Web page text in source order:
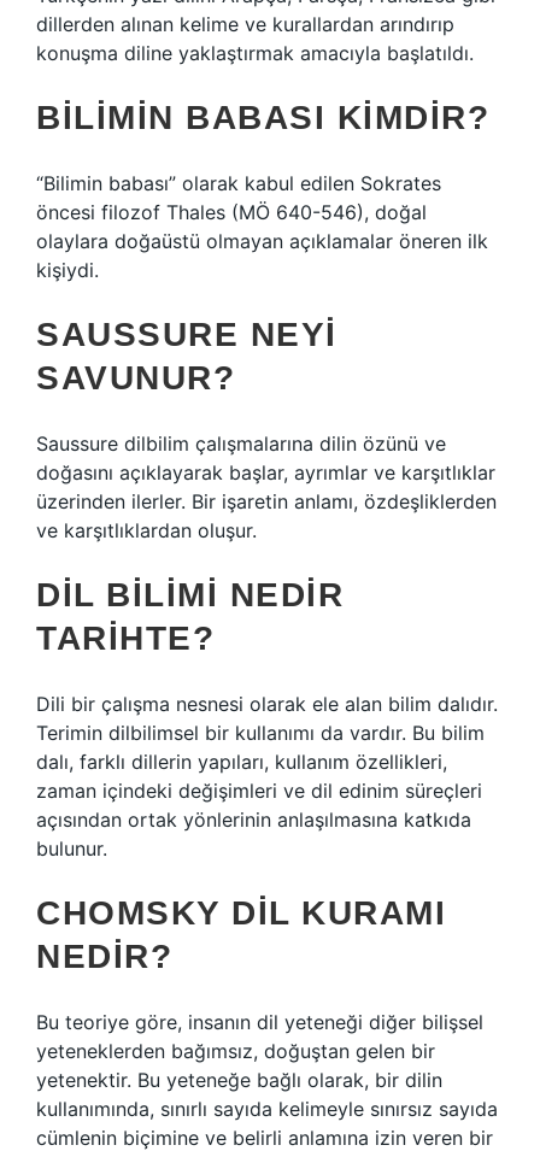
dillerden alınan kelime ve kurallardan arındırıp
konuşma diline yaklaştırmak amacıyla başlatıldı.
BILIMIN BABASI KIMDIR?
“Bilimin babası” olarak kabul edilen Sokrates
öncesi filozof Thales (MÖ 640-546), doğal
olaylara doğaüstü olmayan açıklamalar öneren ilk
kişiydi.
SAUSSURE NEYI
SAVUNUR?
Saussure dilbilim çalışmalarına dilin özünü ve
doğasını açıklayarak başlar, ayrımlar ve karşıtlıklar
üzerinden ilerler. Bir işaretin anlamı, özdeşliklerden
ve karşıtlıklardan oluşur.
DIL BILIMI NEDIR
TARIHTE?
Dili bir çalışma nesnesi olarak ele alan bilim dalıdır.
Terimin dilbilimsel bir kullanımı da vardır. Bu bilim
dalı, farklı dillerin yapıları, kullanım özellikleri,
zaman içindeki değişimleri ve dil edinim süreçleri
açısından ortak yönlerinin anlaşılmasına katkıda
bulunur.
CHOMSKY DIL KURAMI
NEDIR?
Bu teoriye göre, insanın dil yeteneği diğer bilişsel
yeteneklerden bağımsız, doğuştan gelen bir
yetenektir. Bu yeteneğe bağlı olarak, bir dilin
kullanımında, sınırlı sayıda kelimeyle sınırsız sayıda
cümlenin biçimine ve belirli anlamına izin veren bir